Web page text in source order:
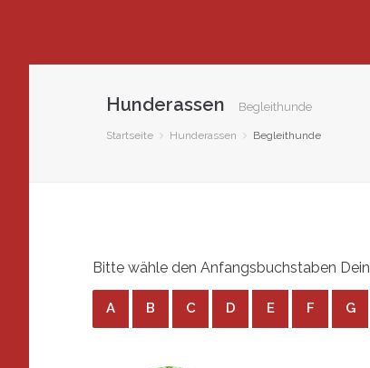
Hunderassen Begleithunde
Startseite Hunderassen Begleithunde
Bitte wähle den Anfangsbuchstaben
A B C D E F G